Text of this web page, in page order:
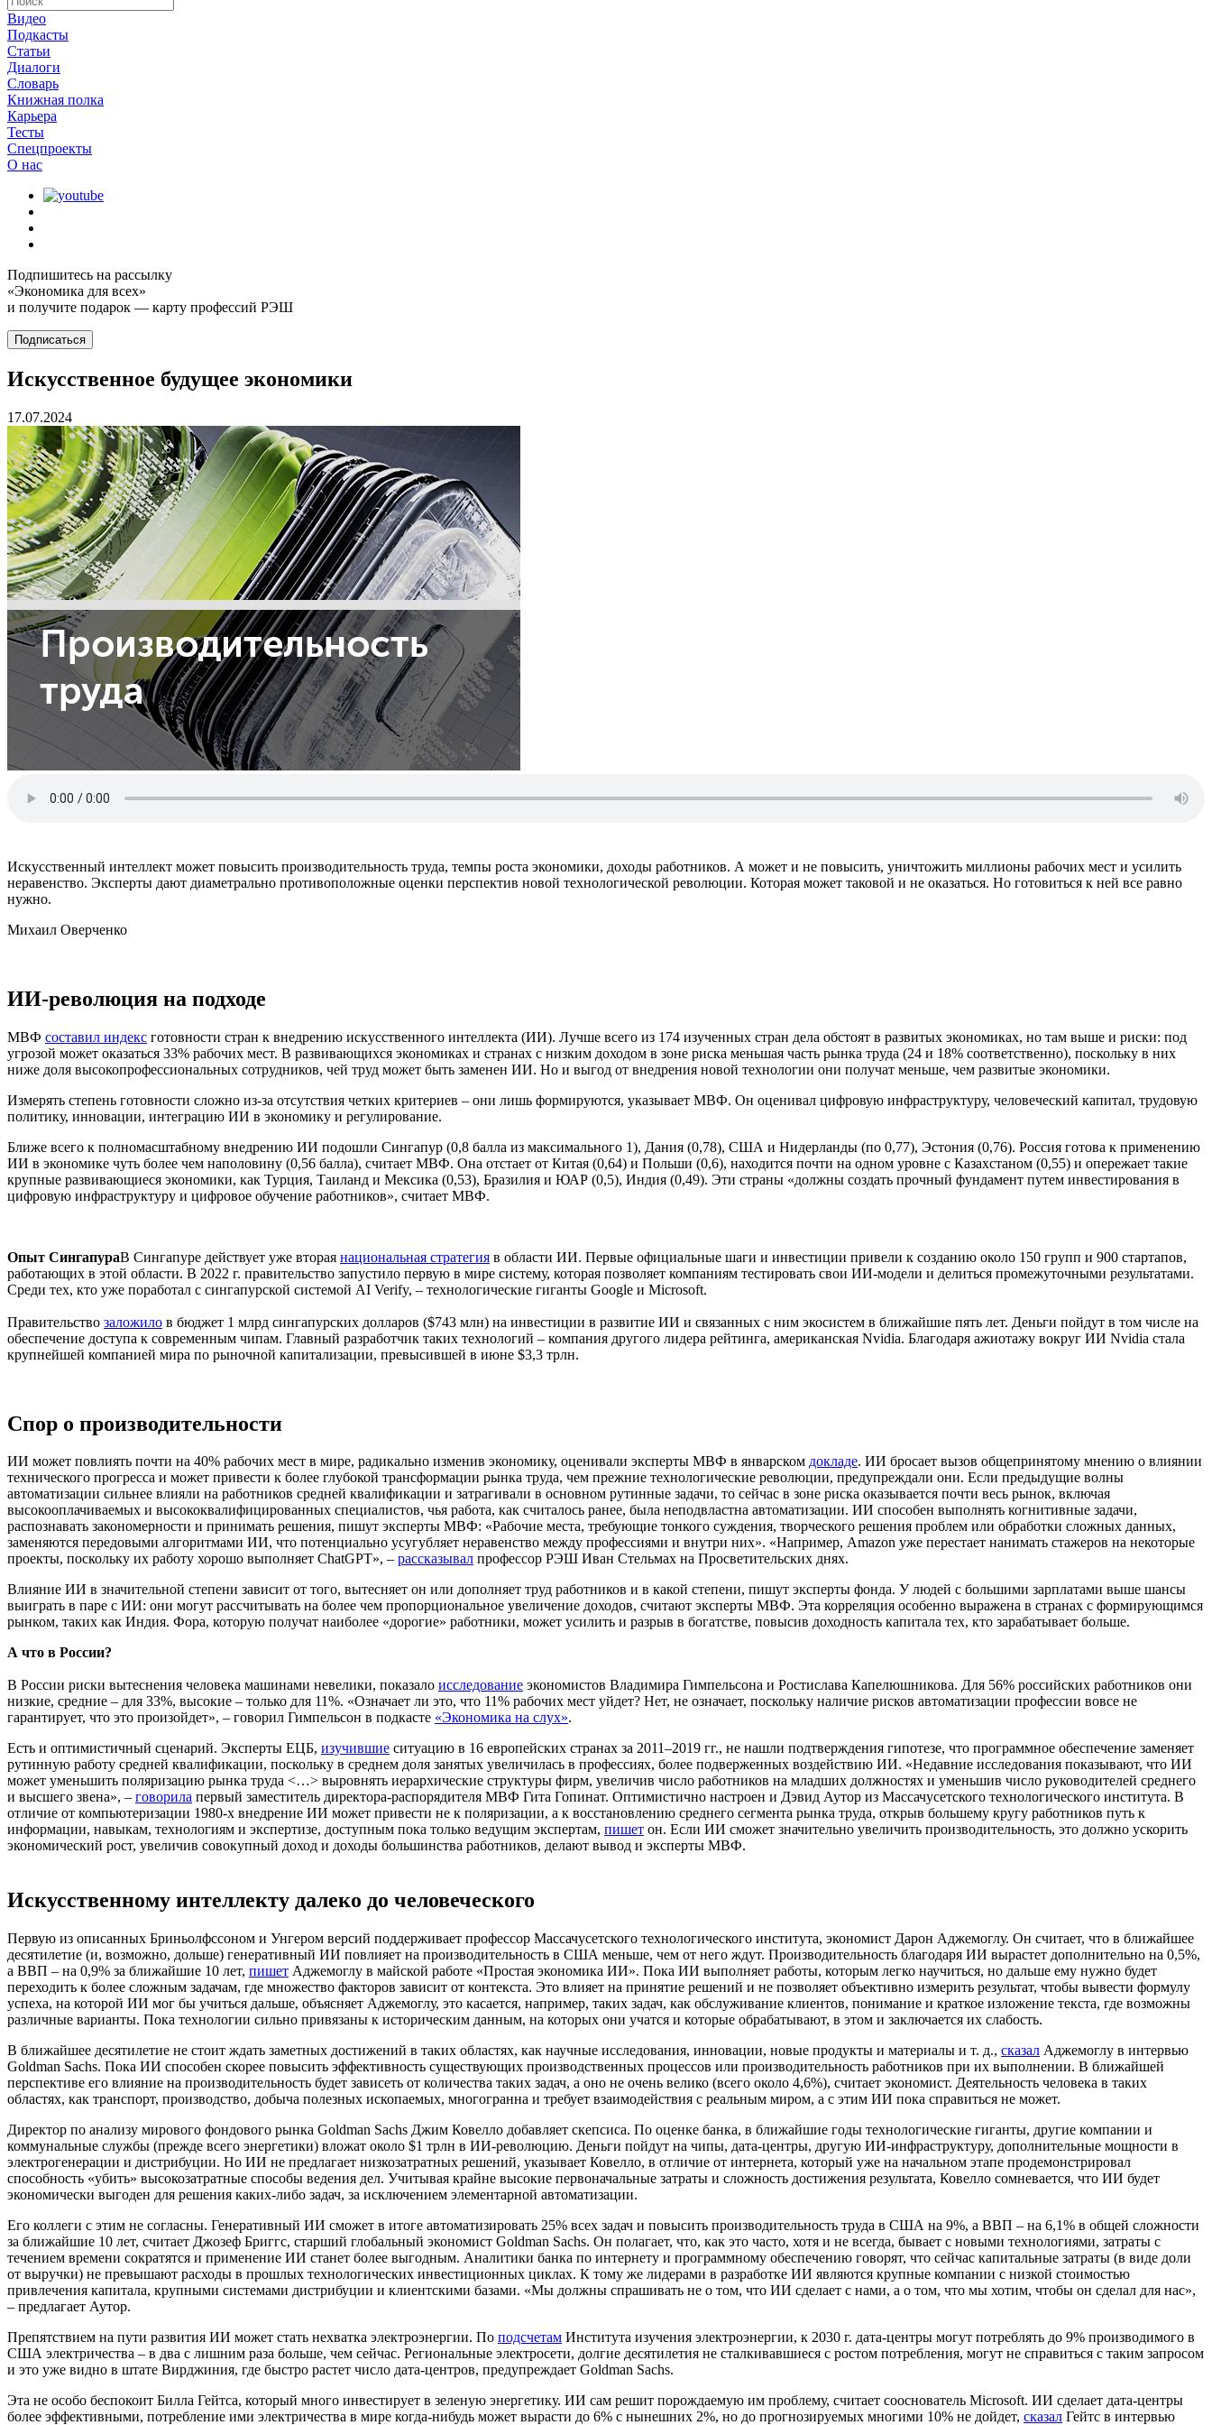
Видео
Подкасты
Статьи
Диалоги
Словарь
Книжная полка
Карьера
Тесты
Спецпроекты
О наc
Подпишитесь на рассылку
«Экономика для всех»
и получите подарок — карту профессий РЭШ
Подписаться
Искусственное будущее экономики
17.07.2024
Искусственный интеллект может повысить производительность труда, темпы роста экономики, доходы работников. А может и не повысить, уничтожить миллионы рабочих мест и усилить
неравенство. Эксперты дают диаметрально противоположные оценки перспектив новой технологической революции. Которая может таковой и не оказаться. Но готовиться к ней все равно
нужно.
Михаил Оверченко
ИИ-революция на подходе
МВФ составил индекс готовности стран к внедрению искусственного интеллекта (ИИ). Лучше всего из 174 изученных стран дела обстоят в развитых экономиках, но там выше и риски: под
угрозой может оказаться 33% рабочих мест. В развивающихся экономиках и странах с низким доходом в зоне риска меньшая часть рынка труда (24 и 18% соответственно), поскольку в них
ниже доля высокопрофессиональных сотрудников, чей труд может быть заменен ИИ. Но и выгод от внедрения новой технологии они получат меньше, чем развитые экономики.
Измерять степень готовности сложно из-за отсутствия четких критериев – они лишь формируются, указывает МВФ. Он оценивал цифровую инфраструктуру, человеческий капитал, трудовую
политику, инновации, интеграцию ИИ в экономику и регулирование.
Ближе всего к полномасштабному внедрению ИИ подошли Сингапур (0,8 балла из максимального 1), Дания (0,78), США и Нидерланды (по 0,77), Эстония (0,76). Россия готова к применению
ИИ в экономике чуть более чем наполовину (0,56 балла), считает МВФ. Она отстает от Китая (0,64) и Польши (0,6), находится почти на одном уровне с Казахстаном (0,55) и опережает такие
крупные развивающиеся экономики, как Турция, Таиланд и Мексика (0,53), Бразилия и ЮАР (0,5), Индия (0,49). Эти страны «должны создать прочный фундамент путем инвестирования в
цифровую инфраструктуру и цифровое обучение работников», считает МВФ.
Опыт СингапураВ Сингапуре действует уже вторая национальная стратегия в области ИИ. Первые официальные шаги и инвестиции привели к созданию около 150 групп и 900 стартапов,
работающих в этой области. В 2022 г. правительство запустило первую в мире систему, которая позволяет компаниям тестировать свои ИИ-модели и делиться промежуточными результатами.
Среди тех, кто уже поработал с сингапурской системой AI Verify, – технологические гиганты Google и Microsoft.
Правительство заложило в бюджет 1 млрд сингапурских долларов ($743 млн) на инвестиции в развитие ИИ и связанных с ним экосистем в ближайшие пять лет. Деньги пойдут в том числе на
обеспечение доступа к современным чипам. Главный разработчик таких технологий – компания другого лидера рейтинга, американская Nvidia. Благодаря ажиотажу вокруг ИИ Nvidia стала
крупнейшей компанией мира по рыночной капитализации, превысившей в июне $3,3 трлн.
Спор о производительности
ИИ может повлиять почти на 40% рабочих мест в мире, радикально изменив экономику, оценивали эксперты МВФ в январском докладе. ИИ бросает вызов общепринятому мнению о влиянии
технического прогресса и может привести к более глубокой трансформации рынка труда, чем прежние технологические революции, предупреждали они. Если предыдущие волны
автоматизации сильнее влияли на работников средней квалификации и затрагивали в основном рутинные задачи, то сейчас в зоне риска оказывается почти весь рынок, включая
высокооплачиваемых и высококвалифицированных специалистов, чья работа, как считалось ранее, была неподвластна автоматизации. ИИ способен выполнять когнитивные задачи,
распознавать закономерности и принимать решения, пишут эксперты МВФ: «Рабочие места, требующие тонкого суждения, творческого решения проблем или обработки сложных данных,
заменяются передовыми алгоритмами ИИ, что потенциально усугубляет неравенство между профессиями и внутри них». «Например, Amazon уже перестает нанимать стажеров на некоторые
проекты, поскольку их работу хорошо выполняет ChatGPT», – рассказывал профессор РЭШ Иван Стельмах на Просветительских днях.
Влияние ИИ в значительной степени зависит от того, вытесняет он или дополняет труд работников и в какой степени, пишут эксперты фонда. У людей с большими зарплатами выше шансы
выиграть в паре с ИИ: они могут рассчитывать на более чем пропорциональное увеличение доходов, считают эксперты МВФ. Эта корреляция особенно выражена в странах с формирующимся
рынком, таких как Индия. Фора, которую получат наиболее «дорогие» работники, может усилить и разрыв в богатстве, повысив доходность капитала тех, кто зарабатывает больше.
А что в России?
В России риски вытеснения человека машинами невелики, показало исследование экономистов Владимира Гимпельсона и Ростислава Капелюшникова. Для 56% российских работников они
низкие, средние – для 33%, высокие – только для 11%. «Означает ли это, что 11% рабочих мест уйдет? Нет, не означает, поскольку наличие рисков автоматизации профессии вовсе не
гарантирует, что это произойдет», – говорил Гимпельсон в подкасте «Экономика на слух».
Есть и оптимистичный сценарий. Эксперты ЕЦБ, изучившие ситуацию в 16 европейских странах за 2011–2019 гг., не нашли подтверждения гипотезе, что программное обеспечение заменяет
рутинную работу средней квалификации, поскольку в среднем доля занятых увеличилась в профессиях, более подверженных воздействию ИИ. «Недавние исследования показывают, что ИИ
может уменьшить поляризацию рынка труда <…> выровнять иерархические структуры фирм, увеличив число работников на младших должностях и уменьшив число руководителей среднего
и высшего звена», – говорила первый заместитель директора-распорядителя МВФ Гита Гопинат. Оптимистично настроен и Дэвид Аутор из Массачусетского технологического института. В
отличие от компьютеризации 1980-х внедрение ИИ может привести не к поляризации, а к восстановлению среднего сегмента рынка труда, открыв большему кругу работников путь к
информации, навыкам, технологиям и экспертизе, доступным пока только ведущим экспертам, пишет он. Если ИИ сможет значительно увеличить производительность, это должно ускорить
экономический рост, увеличив совокупный доход и доходы большинства работников, делают вывод и эксперты МВФ.
Искусственному интеллекту далеко до человеческого
Первую из описанных Бриньолфссоном и Унгером версий поддерживает профессор Массачусетского технологического института, экономист Дарон Аджемоглу. Он считает, что в ближайшее
десятилетие (и, возможно, дольше) генеративный ИИ повлияет на производительность в США меньше, чем от него ждут. Производительность благодаря ИИ вырастет дополнительно на 0,5%,
а ВВП – на 0,9% за ближайшие 10 лет, пишет Аджемоглу в майской работе «Простая экономика ИИ». Пока ИИ выполняет работы, которым легко научиться, но дальше ему нужно будет
переходить к более сложным задачам, где множество факторов зависит от контекста. Это влияет на принятие решений и не позволяет объективно измерить результат, чтобы вывести формулу
успеха, на которой ИИ мог бы учиться дальше, объясняет Аджемоглу, это касается, например, таких задач, как обслуживание клиентов, понимание и краткое изложение текста, где возможны
различные варианты. Пока технологии сильно привязаны к историческим данным, на которых они учатся и которые обрабатывают, в этом и заключается их слабость.
В ближайшее десятилетие не стоит ждать заметных достижений в таких областях, как научные исследования, инновации, новые продукты и материалы и т. д., сказал Аджемоглу в интервью
Goldman Sachs. Пока ИИ способен скорее повысить эффективность существующих производственных процессов или производительность работников при их выполнении. В ближайшей
перспективе его влияние на производительность будет зависеть от количества таких задач, а оно не очень велико (всего около 4,6%), считает экономист. Деятельность человека в таких
областях, как транспорт, производство, добыча полезных ископаемых, многогранна и требует взаимодействия с реальным миром, а с этим ИИ пока справиться не может.
Директор по анализу мирового фондового рынка Goldman Sachs Джим Ковелло добавляет скепсиса. По оценке банка, в ближайшие годы технологические гиганты, другие компании и
коммунальные службы (прежде всего энергетики) вложат около $1 трлн в ИИ-революцию. Деньги пойдут на чипы, дата-центры, другую ИИ-инфраструктуру, дополнительные мощности в
электрогенерации и дистрибуции. Но ИИ не предлагает низкозатратных решений, указывает Ковелло, в отличие от интернета, который уже на начальном этапе продемонстрировал
способность «убить» высокозатратные способы ведения дел. Учитывая крайне высокие первоначальные затраты и сложность достижения результата, Ковелло сомневается, что ИИ будет
экономически выгоден для решения каких-либо задач, за исключением элементарной автоматизации.
Его коллеги с этим не согласны. Генеративный ИИ сможет в итоге автоматизировать 25% всех задач и повысить производительность труда в США на 9%, а ВВП – на 6,1% в общей сложности
за ближайшие 10 лет, считает Джозеф Бриггс, старший глобальный экономист Goldman Sachs. Он полагает, что, как это часто, хотя и не всегда, бывает с новыми технологиями, затраты с
течением времени сократятся и применение ИИ станет более выгодным. Аналитики банка по интернету и программному обеспечению говорят, что сейчас капитальные затраты (в виде доли
от выручки) не превышают расходы в прошлых технологических инвестиционных циклах. К тому же лидерами в разработке ИИ являются крупные компании с низкой стоимостью
привлечения капитала, крупными системами дистрибуции и клиентскими базами. «Мы должны спрашивать не о том, что ИИ сделает с нами, а о том, что мы хотим, чтобы он сделал для нас»,
– предлагает Аутор.
Препятствием на пути развития ИИ может стать нехватка электроэнергии. По подсчетам Института изучения электроэнергии, к 2030 г. дата-центры могут потреблять до 9% производимого в
США электричества – в два с лишним раза больше, чем сейчас. Региональные электросети, долгие десятилетия не сталкивавшиеся с ростом потребления, могут не справиться с таким запросом
и это уже видно в штате Вирджиния, где быстро растет число дата-центров, предупреждает Goldman Sachs.
Эта не особо беспокоит Билла Гейтса, который много инвестирует в зеленую энергетику. ИИ сам решит порождаемую им проблему, считает сооснователь Microsoft. ИИ сделает дата-центры
более эффективными, потребление ими электричества в мире когда-нибудь может вырасти до 6% с нынешних 2%, но до прогнозируемых многими 10% не дойдет, сказал Гейтс в интервью